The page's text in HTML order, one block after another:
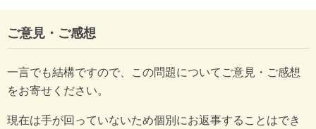
ご意見・ご感想
一言でも結構ですので、この問題についてご意見・ご感想
をお寄せください。
現在は手が回っていないため個別にお返事することはでき